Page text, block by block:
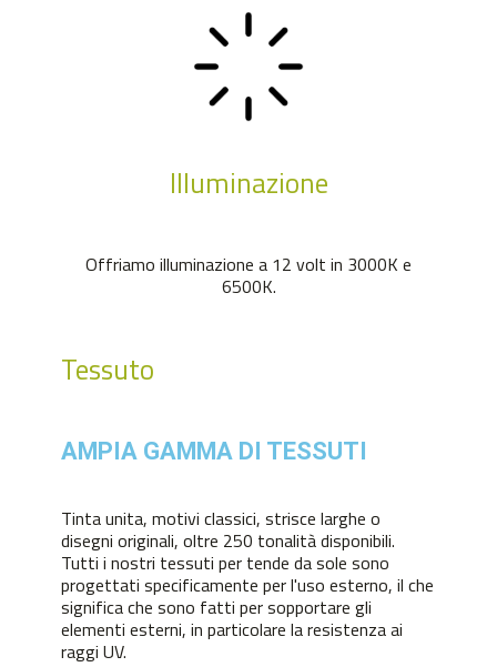
Illuminazione
Offriamo illuminazione a 12 volt in 3000K e
6500K.
Tessuto
AMPIA GAMMA DI TESSUTI
Tinta unita, motivi classici, strisce larghe o
disegni originali, oltre 250 tonalità disponibili.
Tutti i nostri tessuti per tende da sole sono
progettati specificamente per l'uso esterno, il che
significa che sono fatti per sopportare gli
elementi esterni, in particolare la resistenza ai
raggi UV.